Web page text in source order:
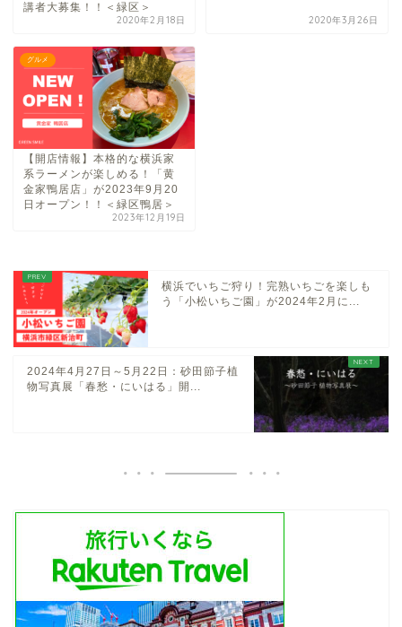
講者大募集！！＜緑区＞
2020年2月18日 2020年3月26日
グルメ
【開店情報】本格的な横浜家
系ラーメンが楽しめる！「黄
金家鴨居店」が2023年9月20
日オープン！！＜緑区鴨居＞
2023年12月19日
横浜でいちご狩り！完熟いちごを楽しも
う「小松いちご園」が2024年2月に...
2024年4月27日～5月22日：砂田節子植
物写真展「春愁・にいはる」開...